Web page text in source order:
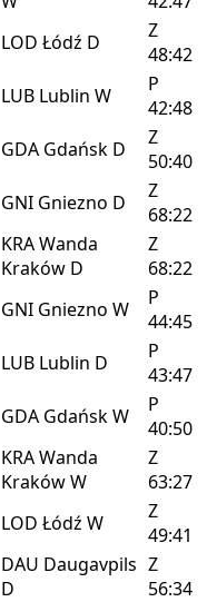
LOD Łódź D
Z
48:42
LUB Lublin W
P
42:48
GDA Gdańsk D
Z
50:40
GNI Gniezno D
Z
68:22
KRAWanda
Kraków D
Z
68:22
GNI Gniezno W
P
44:45
LUB Lublin D
P
43:47
GDA GdańskW
P
40:50
KRAWanda
KrakówW
Z
63:27
LOD Łódź W
Z
49:41
DAU Daugavpils
D
Z
56:34